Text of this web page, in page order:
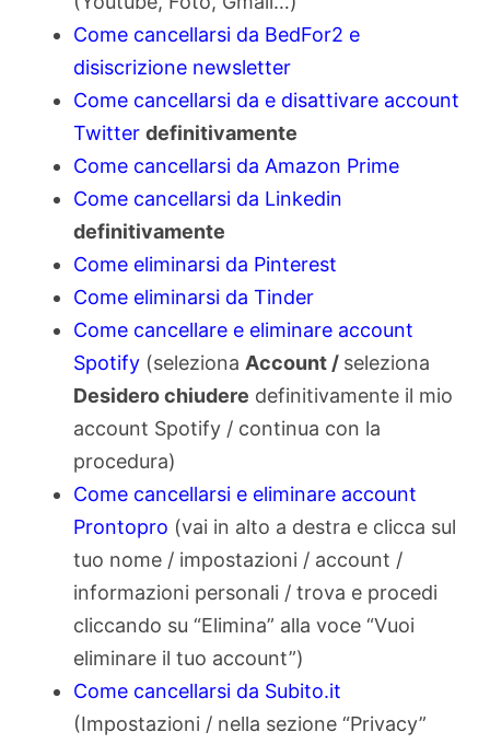
Come cancellarsi da BedFor2 e
disiscrizione newsletter
Come cancellarsi da e disattivare account
Twitter definitivamente
Come cancellarsi da Amazon Prime
Come cancellarsi da Linkedin
definitivamente
Come eliminarsi da Pinterest
Come eliminarsi da Tinder
Come cancellare e eliminare account
Spotify (seleziona Account / seleziona
Desidero chiudere definitivamente il mio
account Spotify / continua con la
procedura)
Come cancellarsi e eliminare account
Prontopro (vai in alto a destra e clicca sul
tuo nome / impostazioni / account /
informazioni personali / trova e procedi
cliccando su “Elimina” alla voce “Vuoi
eliminare il tuo account”)
Come cancellarsi da Subito.it
(Impostazioni / nella sezione “Privacy”